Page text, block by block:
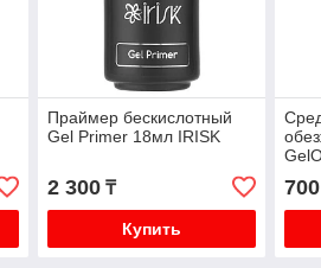
Праймер бескислотный
Gel Primer 18мл IRISK
2 300₸
Купить
700